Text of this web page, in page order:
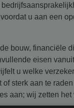
u aan een
bouw, financiële
eisen
u welke
of sterk aan te
aan; wij zetten het